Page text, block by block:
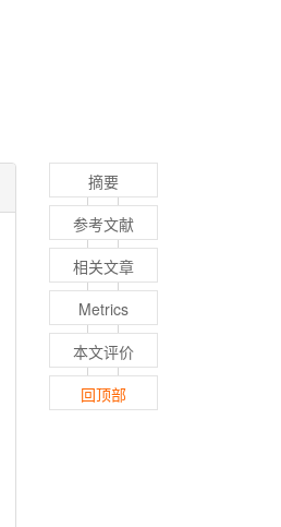
摘要
参考文献
相关文章
Metrics
本文评价
回顶部